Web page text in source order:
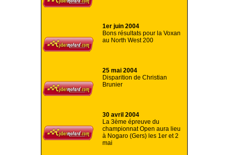
1er juin 2004
Bons résultats pour la Voxan
au North West 200
25 mai 2004
Disparition de Christian
Brunier
30 avril 2004
La 3ème épreuve du
championnat Open aura lieu
à Nogaro (Gers) les 1er et 2
mai